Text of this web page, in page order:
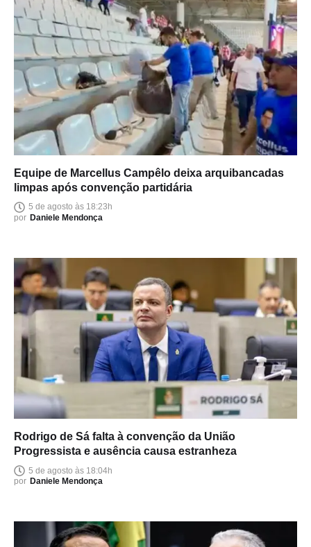
Equipe de Marcellus Campêlo deixa arquibancadas
limpas após convenção partidária
5 de agosto às 18:23h
por Daniele Mendonça
Rodrigo de Sá falta à convenção da União
Progressista e ausência causa estranheza
5 de agosto às 18:04h
por Daniele Mendonça